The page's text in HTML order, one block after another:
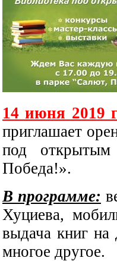
14 июня 2019
приглашает
под открытым
Победа!».
В программе:
Хуциева,
выдача книг на
многое другое.